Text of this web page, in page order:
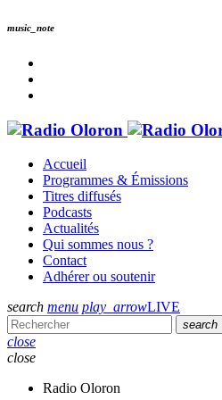
music_note
Accueil
Programmes & Émissions
Titres diffusés
Podcasts
Actualités
Qui sommes nous ?
Contact
Adhérer ou soutenir
search menu play_arrowLIVE
search
close
close
Radio Oloron